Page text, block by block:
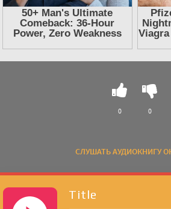
СЛУШАТЬ АУДИОКНИГУ
0 0
Title